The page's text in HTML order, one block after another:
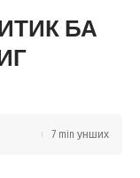
БА
7 min унших